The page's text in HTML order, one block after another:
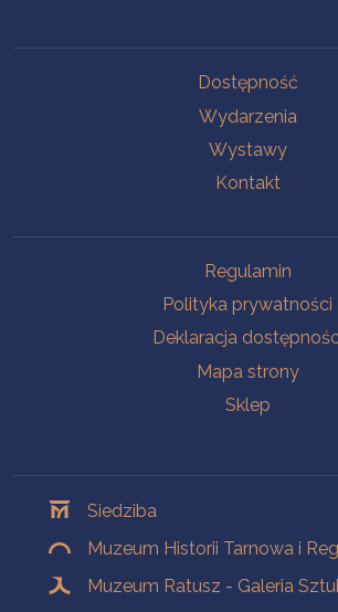
Dostępność
Wydarzenia
Wystawy
Kontakt
Regulamin
Polityka prywatności
Deklaracja
Mapa strony
Sklep
Siedziba
Muzeum Historii Tarnowa i
Muzeum Ratusz - Galeria